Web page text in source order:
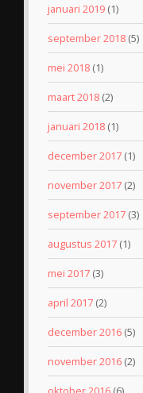
januari 2019 (1)
september 2018 (5)
mei 2018 (1)
maart 2018 (2)
januari 2018 (1)
december 2017 (1)
november 2017 (2)
september 2017 (3)
augustus 2017 (1)
mei 2017 (3)
april 2017 (2)
december 2016 (5)
november 2016 (2)